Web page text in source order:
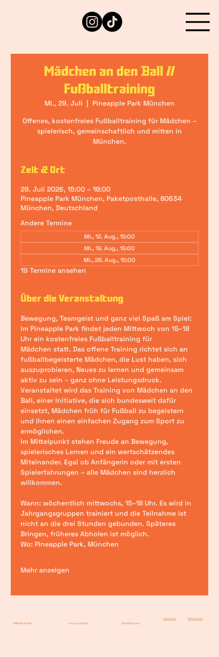
Mädchen an den Ball //
Fußballtraining
Mi., 29. Juli
  |
Pineapple Park München
Offenes, kostenfreies Fußballtraining für Mädchen –
spielerisch, gemeinschaftlich und mitten in
München.
Zeit & Ort
29. Juli 2026, 15:00 – 18:00
Pineapple Park München, Paketposthalle, 80634
München, Deutschland
Andere Termine
Mi., 12. Aug., 15:00
Mi., 19. Aug., 15:00
Mi., 26. Aug., 15:00
19 Termine ansehen
Über die Veranstaltung
Bewegung, Teamgeist und ganz viel Spaß am Spiel:
Im Pineapple Park findet jeden Mittwoch von 15–18
Uhr ein kostenfreies Fußballtraining für
Mädchen statt. Das offene Training richtet sich an
fußballbegeisterte Mädchen, die Lust haben, sich
auszuprobieren, Neues zu lernen und gemeinsam
aktiv zu sein – ganz ohne Leistungsdruck.
Veranstaltet wird das Training von Mädchen an den
Ball, einer Initiative, die sich bundesweit dafür
einsetzt, Mädchen früh für Fußball zu begeistern
und ihnen einen einfachen Zugang zum Sport zu
ermöglichen.
Im Mittelpunkt stehen Freude an Bewegung,
spielerisches Lernen und ein wertschätzendes
Miteinander. Egal ob Anfängerin oder mit ersten
Spielerfahrungen – alle Mädchen sind herzlich
willkommen.
Wann: wöchentlich mittwochs, 15–18 Uhr. Es wird in
Jahrgangsgruppen trainiert und die Teilnahme ist
nicht an die drei Stunden gebunden. Späteres
Bringen, früheres Abholen ist möglich.
Wo: Pineapple Park, München
Mehr anzeigen
PINEAPPLE PARK Arnulfstraße 195 80634 München
Impressum Datenschutz